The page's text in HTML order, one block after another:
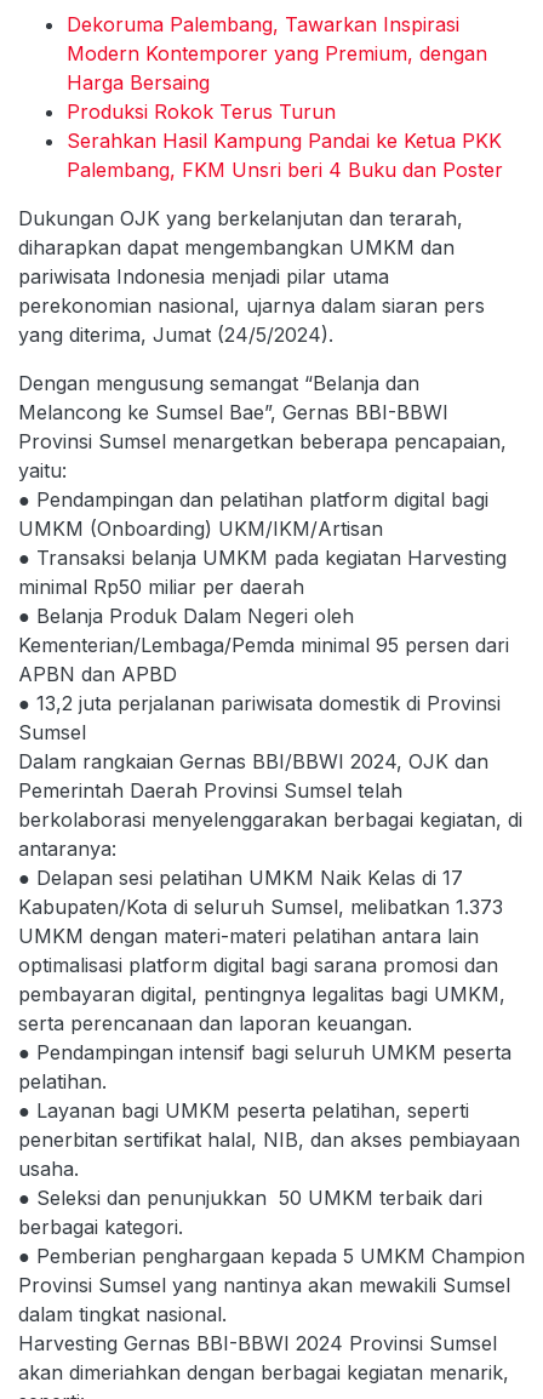
Dekoruma Palembang, Tawarkan Inspirasi
Modern Kontemporer yang Premium, dengan
Harga Bersaing
Produksi Rokok Terus Turun
Serahkan Hasil Kampung Pandai ke Ketua PKK
Palembang, FKM Unsri beri 4 Buku dan Poster
Dukungan OJK yang berkelanjutan dan terarah,
diharapkan dapat mengembangkan UMKM dan
pariwisata Indonesia menjadi pilar utama
perekonomian nasional, ujarnya dalam siaran pers
yang diterima, Jumat (24/5/2024).
Dengan mengusung semangat “Belanja dan
Melancong ke Sumsel Bae”, Gernas BBI-BBWI
Provinsi Sumsel menargetkan beberapa pencapaian,
yaitu:
● Pendampingan dan pelatihan platform digital bagi
UMKM (Onboarding) UKM/IKM/Artisan
● Transaksi belanja UMKM pada kegiatan Harvesting
minimal Rp50 miliar per daerah
● Belanja Produk Dalam Negeri oleh
Kementerian/Lembaga/Pemda minimal 95 persen dari
APBN dan APBD
● 13,2 juta perjalanan pariwisata domestik di Provinsi
Sumsel
Dalam rangkaian Gernas BBI/BBWI 2024, OJK dan
Pemerintah Daerah Provinsi Sumsel telah
berkolaborasi menyelenggarakan berbagai kegiatan, di
antaranya:
● Delapan sesi pelatihan UMKM Naik Kelas di 17
Kabupaten/Kota di seluruh Sumsel, melibatkan 1.373
UMKM dengan materi-materi pelatihan antara lain
optimalisasi platform digital bagi sarana promosi dan
pembayaran digital, pentingnya legalitas bagi UMKM,
serta perencanaan dan laporan keuangan.
● Pendampingan intensif bagi seluruh UMKM peserta
pelatihan.
● Layanan bagi UMKM peserta pelatihan, seperti
penerbitan sertifikat halal, NIB, dan akses pembiayaan
usaha.
● Seleksi dan penunjukkan 50 UMKM terbaik dari
berbagai kategori.
● Pemberian penghargaan kepada 5 UMKM Champion
Provinsi Sumsel yang nantinya akan mewakili Sumsel
dalam tingkat nasional.
Harvesting Gernas BBI-BBWI 2024 Provinsi Sumsel
akan dimeriahkan dengan berbagai kegiatan menarik,